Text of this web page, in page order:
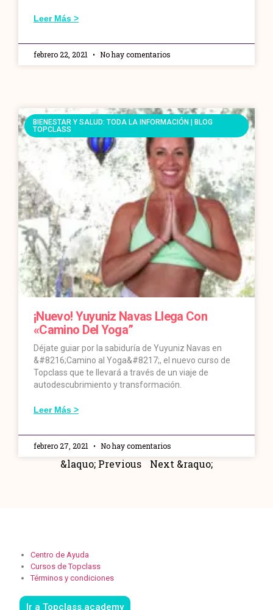
Leer Más >
febrero 22, 2021 No hay comentarios
BIENESTAR Y SALUD: TODA LA INFORMACIÓN | BLOG
TOPCLASS
¡Nuevo! Yuyuniz Navas Llega Con
«Camino Del Yoga”
Déjate guiar por la sabiduría de Yuyuniz Navas en
&#8216;Camino al Yoga&#8217;, el nuevo curso de
Topclass que te llevará a través de un viaje de
autodescubrimiento y transformación.
Leer Más >
febrero 27, 2021 No hay comentarios
&laquo; Previous Next &raquo;
Centro de Ayuda
Cursos de Topclass
Términos y condiciones
Ir a Topclass.academy